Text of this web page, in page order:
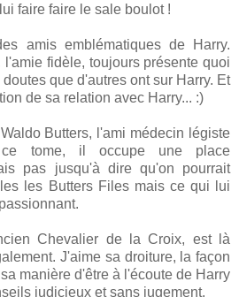
faire faire le sale boulot !
amis emblématiques de Harry.
l'amie fidèle, toujours présente quoi
que d'autres ont sur Harry. Et
de sa relation avec Harry... :)
Butters, l'ami médecin légiste
tome, il occupe une place
pas jusqu'à dire qu'on pourrait
les Butters Files mais ce qui lui
Chevalier de la Croix, est là
J'aime sa droiture, la façon
manière d'être à l'écoute de Harry
judicieux et sans jugement.